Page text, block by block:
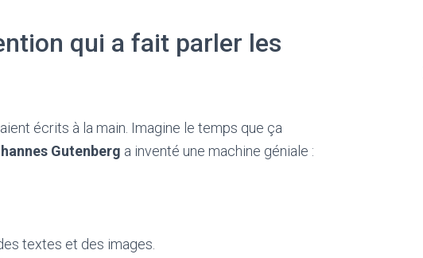
qui a fait parler les
écrits à la main. Imagine le temps que ça
Gutenberg a inventé une machine géniale :
textes et des images.